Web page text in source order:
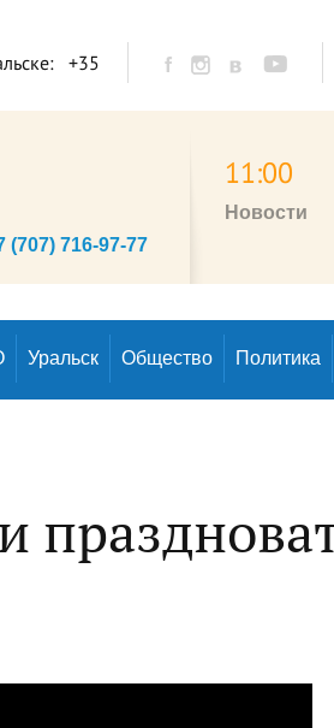
+35
(707) 716-97-77
11:00
Новости
Уральск Общество Политика